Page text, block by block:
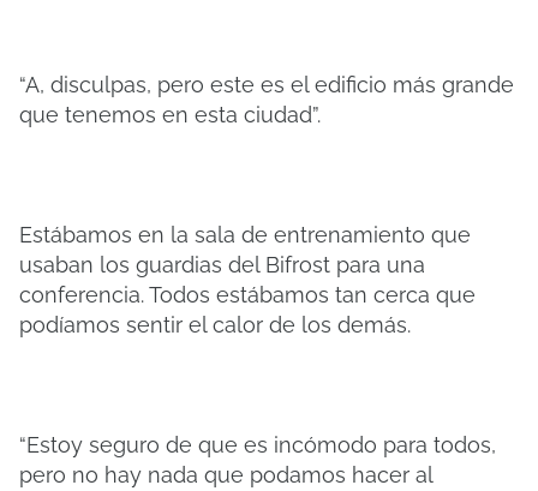
“A, disculpas, pero este es el edificio más grande
que tenemos en esta ciudad”.
Estábamos en la sala de entrenamiento que
usaban los guardias del Bifrost para una
conferencia. Todos estábamos tan cerca que
podíamos sentir el calor de los demás.
“Estoy seguro de que es incómodo para todos,
pero no hay nada que podamos hacer al